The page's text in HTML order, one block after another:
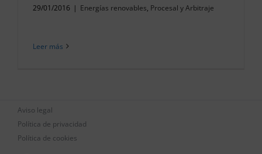
29/01/2016 | Energías renovables, Procesal y Arbitraje
Leer más
Aviso legal
Política de privacidad
Política de cookies